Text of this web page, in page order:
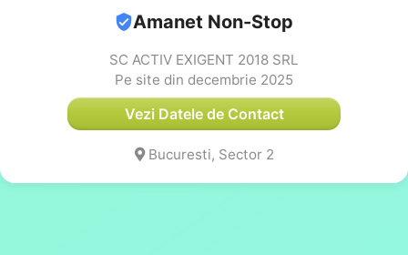
Amanet Non-Stop
SC ACTIV EXIGENT 2018 SRL
Pe site din decembrie 2025
Vezi Datele de Contact
Bucuresti, Sector 2